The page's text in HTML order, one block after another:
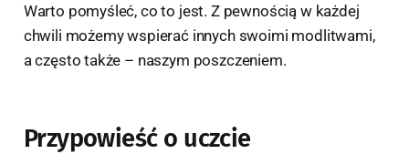
Warto pomyśleć, co to jest. Z pewnością w każdej
chwili możemy wspierać innych swoimi modlitwami,
a często także – naszym poszczeniem.
Przypowieść o uczcie